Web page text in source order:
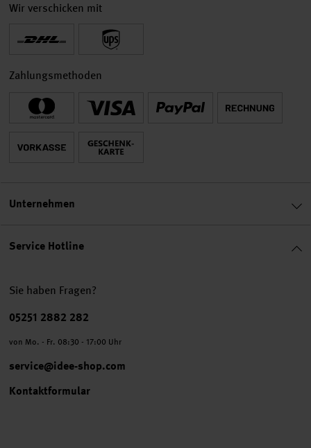
Service Hotline
Sie haben Fragen?
Telefonnummer
05251 2882 282
von Mo. - Fr. 08:30 - 17:00 Uhr
service@idee-shop.com
Kontaktformular
Wir verschicken mit
Zahlungsmethoden
Unternehmen